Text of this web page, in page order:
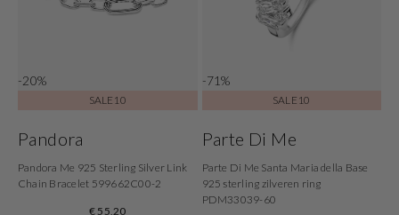
-20%
SALE10
Pandora
Pandora Me 925 Sterling Silver Link
Chain Bracelet 599662C00-2
€ 55,20
-71%
SALE10
Parte Di Me
Parte Di Me Santa Maria della Base
925 sterling zilveren ring
PDM33039-60